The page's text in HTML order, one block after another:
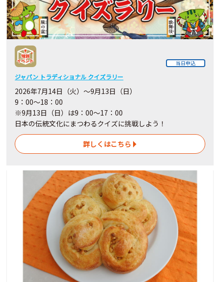
当日申込
ジャパン トラディショナル クイズラリー
2026年7月14日（火）～9月13日（日）
9：00～18：00
※9月13日（日）は9：00～17：00
日本の伝統文化にまつわるクイズに挑戦しよう！
詳しくはこちら